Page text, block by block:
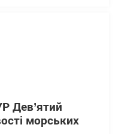
Дев’ятий
морських